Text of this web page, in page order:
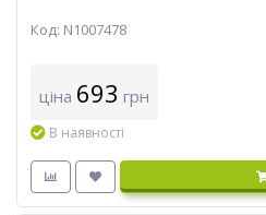
Код: N1007478
ціна 693 грн
В наявності